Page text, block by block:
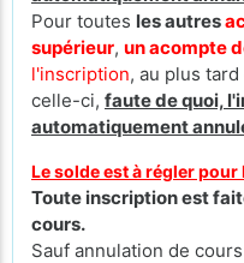
Pour toutes les autres
supérieur, un acompte
l'inscription, au plus
celle-ci, faute de quoi,
automatiquement
Le solde est à régler pour
Toute inscription est
cours.
Sauf annulation de